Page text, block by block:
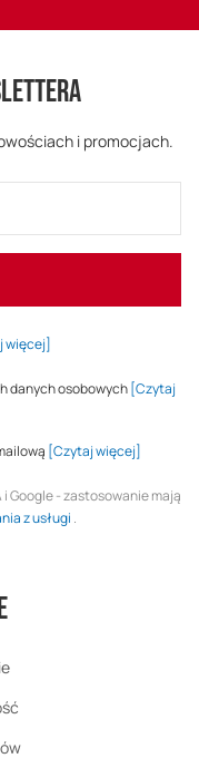
i promocjach.
więcej]
danych osobowych[Czytaj
[Czytaj więcej]
Google - zastosowanie mają
z usługi .